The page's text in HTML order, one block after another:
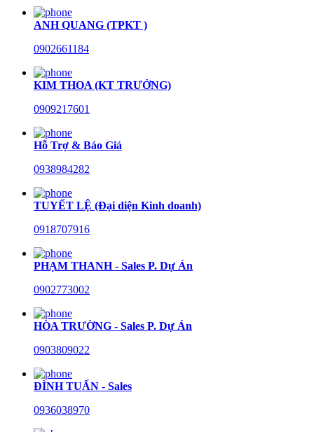
ANH QUANG (TPKT )
0902661184
KIM THOA (KT TRƯỞNG)
0909217601
Hỗ Trợ & Báo Giá
0938984282
TUYẾT LỆ (Đại diện Kinh doanh)
0918707916
PHẠM THANH - Sales P. Dự Án
0902773002
HÒA TRƯỜNG - Sales P. Dự Án
0903809022
ĐÌNH TUẤN - Sales
0936038970